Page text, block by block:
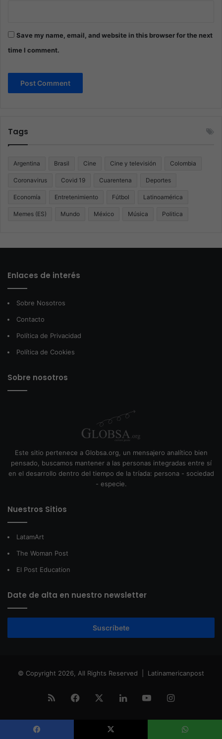
Save my name, email, and website in this browser for the next
time I comment.
Tags
Argentina Brasil Cine Cine y televisión Colombia
Coronavirus Covid 19 Cuarentena Deportes
Economía Entretenimiento Fútbol Latinoamérica
Memes (ES) Mundo México Música Politica
Enlaces de interés
Sobre Nosotros
Contacto
Política de Privacidad
Política de Cookies
Sobre nosotros
Este sitio pertenece a Globsa.org, un mensajero analítico bien
pensado, buscamos mantener a las personas integradas entre sí
en el desarrollo dentro del tiempo de la tríada: persona - sociedad
- especie.
Nuestros Sitios
LatamArt
The Woman Post
El Post Education
Date de alta en nuestro newsletter
Suscríbete
© Copyright 2026, All Rights Reserved | Latinamericanpost
RSS Facebook LinkedInYouTubeInstagram